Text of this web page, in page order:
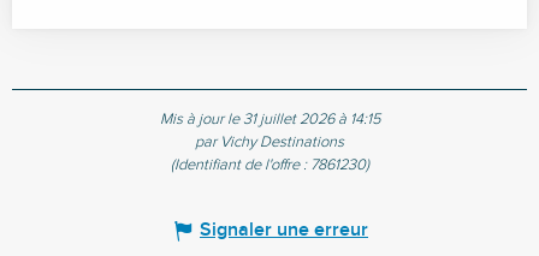
Mis à jour le 31 juillet 2026 à 14:15
par Vichy Destinations
(Identifiant de l'offre : 7861230)
Signaler une erreur